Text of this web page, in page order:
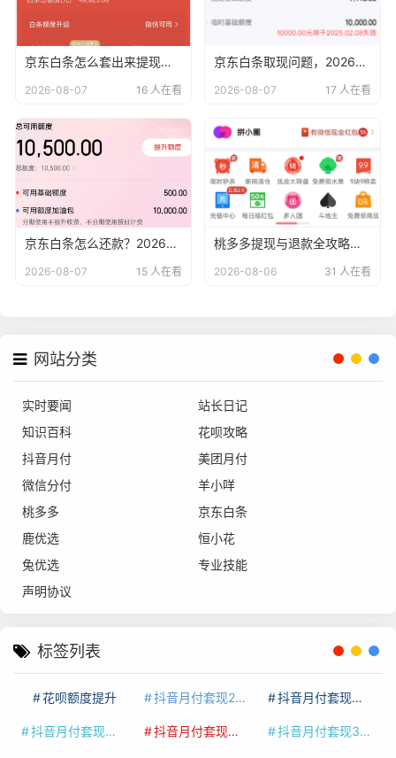
京东白条怎么套出来提现？2026最新1 5 个办法（2026年最新避坑指南）
2026-08-07 16 人在看
京东白条取现问题，2026年最新十五种方法助你轻松购物畅享消费乐趣
2026-08-07 17 人在看
京东白条怎么还款？2026年最新京东白条还款方法详解轻松掌握还款流程
2026-08-07 15 人在看
桃多多提现与退款全攻略，2026年最新商家必看避坑指南
2026-08-06 31 人在看
网站分类
实时要闻
站长日记
知识百科
花呗攻略
抖音月付
美团月付
微信分付
羊小咩
桃多多
京东白条
鹿优选
恒小花
兔优选
专业技能
声明协议
标签列表
花呗额度提升 抖音月付套现24小时接单 抖音月付套现怎么套
抖音月付套现多少手续费 抖音月付套现商家有哪些 抖音月付套现30秒技巧